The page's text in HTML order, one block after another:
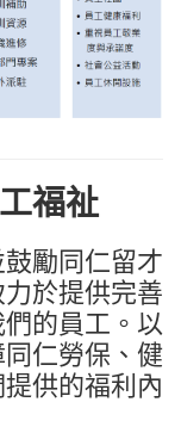
福祉
勵同仁留才
於提供完善
的員工。以
仁勞保、健
供的福利內